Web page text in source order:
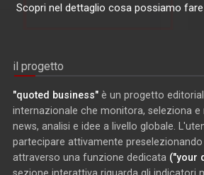
Scopri nel dettaglio cosa possiamo
il progetto
"quoted business" è un progetto
internazionale che monitora, seleziona e
news, analisi e idee a livello globale.
partecipare attivamente
attraverso una funzione dedicata ("your